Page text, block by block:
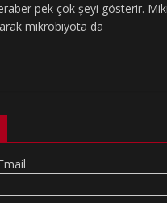
pek çok şeyi gösterir.
mikrobiyota da